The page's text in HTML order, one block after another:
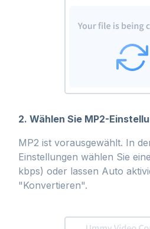
2. Wählen Sie MP2-
MP2 ist vorausgewählt. In
Einstellungen wählen Sie
kbps) oder lassen Auto
"Konvertieren".